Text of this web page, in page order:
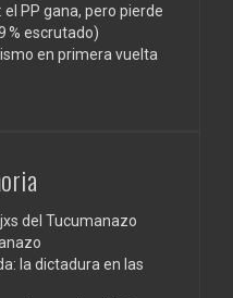
PP gana, pero pierde
% escrutado)
en primera vuelta
del Tucumanazo
la dictadura en las